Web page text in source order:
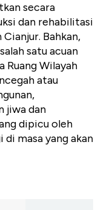
secara
dan rehabilitasi
Bahkan,
satu acuan
Ruang Wilayah
atau
jiwa dan
dipicu oleh
masa yang akan